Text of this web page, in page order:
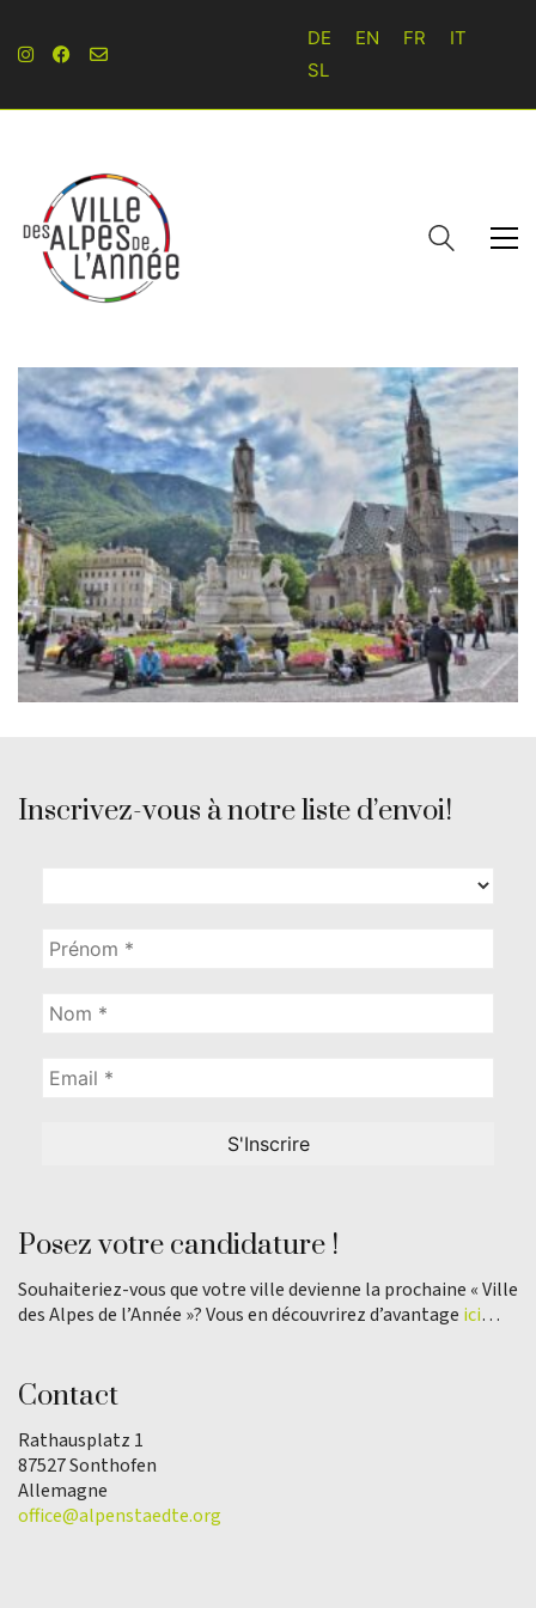
DE EN FR
IT
SL
Inscrivez-vous à notre liste d’envoi!
Posez votre candidature !
Souhaiteriez-vous que votre ville devienne la prochaine « Ville
des Alpes de l’Année »? Vous en découvrirez d’avantage ici…
Contact
Rathausplatz 1
87527 Sonthofen
Allemagne
office@alpenstaedte.org